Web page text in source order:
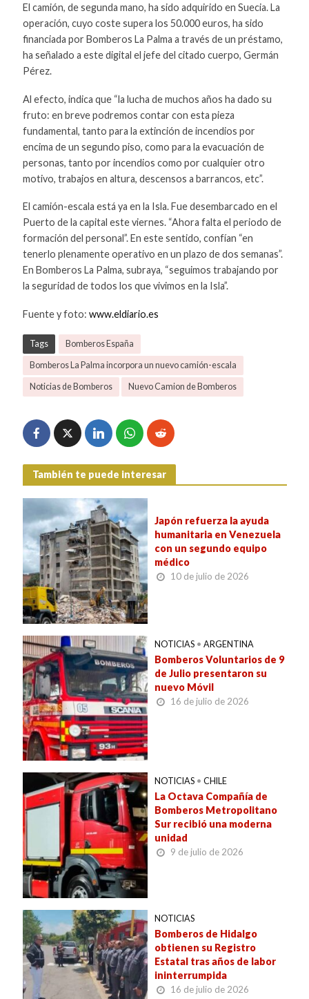
El camión, de segunda mano, ha sido adquirido en Suecia. La
operación, cuyo coste supera los 50.000 euros, ha sido
financiada por Bomberos La Palma a través de un préstamo,
ha señalado a este digital el jefe del citado cuerpo, Germán
Pérez.
Al efecto, indica que “la lucha de muchos años ha dado su
fruto: en breve podremos contar con esta pieza
fundamental, tanto para la extinción de incendios por
encima de un segundo piso, como para la evacuación de
personas, tanto por incendios como por cualquier otro
motivo, trabajos en altura, descensos a barrancos, etc”.
El camión-escala está ya en la Isla. Fue desembarcado en el
Puerto de la capital este viernes. “Ahora falta el periodo de
formación del personal”. En este sentido, confían “en
tenerlo plenamente operativo en un plazo de dos semanas”.
En Bomberos La Palma, subraya, “seguimos trabajando por
la seguridad de todos los que vivimos en la Isla”.
Fuente y foto: www.eldiario.es
Tags Bomberos España
Bomberos La Palma incorpora un nuevo camión-escala
Noticias de Bomberos Nuevo Camion de Bomberos
También te puede interesar
Japón refuerza la ayuda
humanitaria en Venezuela
con un segundo equipo
médico
10 de julio de 2026
NOTICIAS • ARGENTINA
Bomberos Voluntarios de 9
de Julio presentaron su
nuevo Móvil
16 de julio de 2026
NOTICIAS • CHILE
La Octava Compañía de
Bomberos Metropolitano
Sur recibió una moderna
unidad
9 de julio de 2026
NOTICIAS
Bomberos de Hidalgo
obtienen su Registro
Estatal tras años de labor
ininterrumpida
16 de julio de 2026